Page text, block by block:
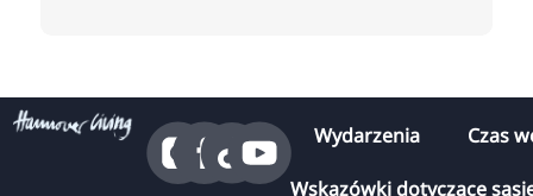
Wydarzenia Czas
Wskazówki dotyczące